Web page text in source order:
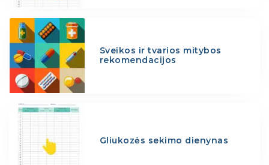
Sveikos ir tvarios mitybos
rekomendacijos
Gliukozės sekimo dienynas